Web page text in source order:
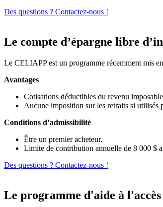
Des questions ? Contactez-nous !
Le compte d’épargne libre
Le CELIAPP est un programme récemment mis
Avantages
Cotisations déductibles du revenu
Aucune imposition sur les retraits si utilisés
Conditions d’admissibilité
Être un premier acheteur.
Limite de contribution annuelle de 8 000 $
Des questions ? Contactez-nous !
Le programme d'aide à